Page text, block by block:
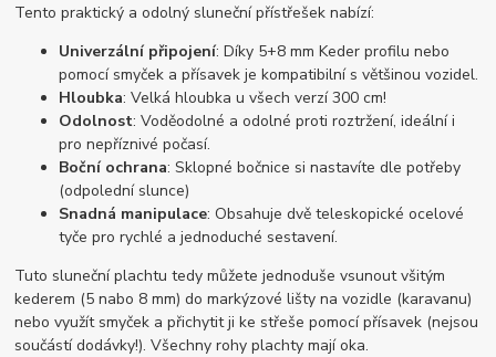
Tento praktický a odolný sluneční přístřešek nabízí:
Univerzální připojení: Díky 5+8 mm Keder profilu nebo
pomocí smyček a přísavek je kompatibilní s většinou vozidel.
Hloubka: Velká hloubka u všech verzí 300 cm!
Odolnost: Voděodolné a odolné proti roztržení, ideální i
pro nepříznivé počasí.
Boční ochrana: Sklopné bočnice si nastavíte dle potřeby
(odpolední slunce)
Snadná manipulace: Obsahuje dvě teleskopické ocelové
tyče pro rychlé a jednoduché sestavení.
Tuto sluneční plachtu tedy můžete jednoduše vsunout všitým
kederem (5 nabo 8 mm) do markýzové lišty na vozidle (karavanu)
nebo využít smyček a přichytit ji ke střeše pomocí přísavek (nejsou
součástí dodávky!). Všechny rohy plachty mají oka.